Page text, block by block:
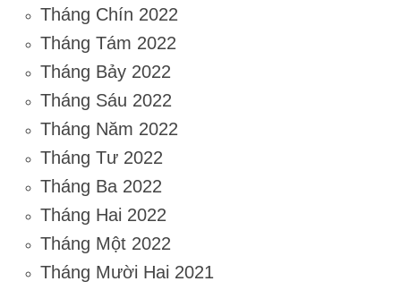
Tháng Chín 2022
Tháng Tám 2022
Tháng Bảy 2022
Tháng Sáu 2022
Tháng Năm 2022
Tháng Tư 2022
Tháng Ba 2022
Tháng Hai 2022
Tháng Một 2022
Tháng Mười Hai 2021